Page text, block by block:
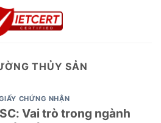
THỦY SẢN
CHỨNG NHẬN
Vai trò trong ngành